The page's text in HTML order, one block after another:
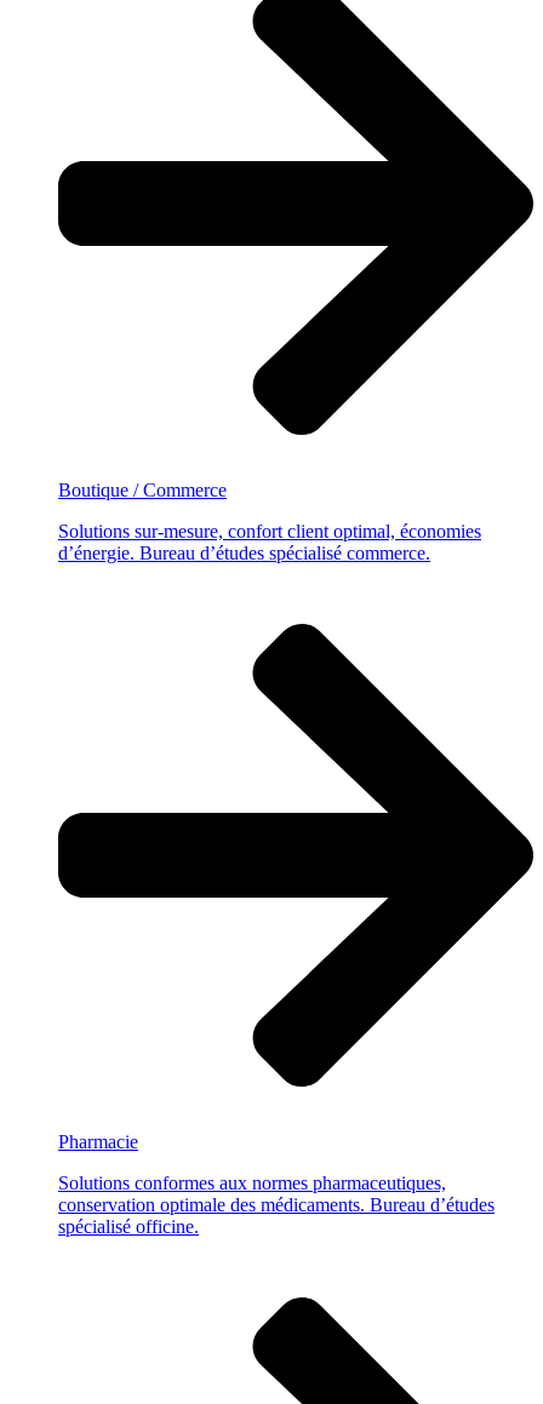
Boutique / Commerce
Solutions sur-mesure, confort client optimal, économies
d’énergie. Bureau d’études spécialisé commerce.
Pharmacie
Solutions conformes aux normes pharmaceutiques,
conservation optimale des médicaments. Bureau d’études
spécialisé officine.